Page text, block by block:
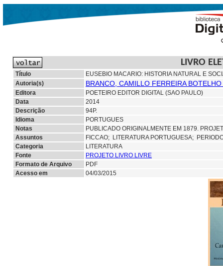
LIVRO
Título
EUSEBIO MACARIO: HISTORIA NATURAL E
Autoria(s)
BRANCO, CAMILLO FERREIRA
Editora
POETEIRO EDITOR DIGITAL (SAO PAULO)
Data
2014
Descrição
94P.
Idioma
PORTUGUES
Notas
PUBLICADO ORIGINALMENTE EM 1879.
Assuntos
FICCAO; LITERATURA PORTUGUESA;
Categoria
LITERATURA
Fonte
PROJETO LIVRO LIVRE
Formato de Arquivo
PDF
Acesso em
04/03/2015